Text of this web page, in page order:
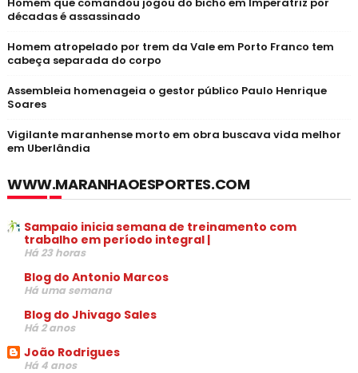
décadas é assassinado
Homem atropelado por trem da Vale em Porto Franco tem
cabeça separada do corpo
Assembleia homenageia o gestor público Paulo Henrique
Soares
Vigilante maranhense morto em obra buscava vida melhor
em Uberlândia
WWW.MARANHAOESPORTES.COM
Sampaio inicia semana de treinamento com
trabalho em período integral |
Há 23 horas
Blog do Antonio Marcos
Há uma semana
Blog do Jhivago Sales
Há 2 anos
João Rodrigues
Há 4 anos